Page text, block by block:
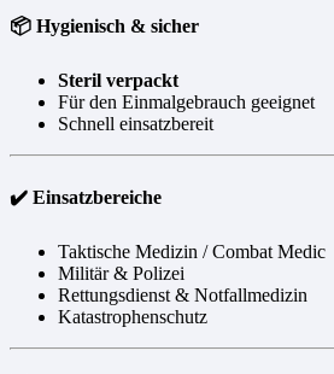
📦 Hygienisch & sicher
Steril verpackt
Für den Einmalgebrauch geeignet
Schnell einsatzbereit
✔️ Einsatzbereiche
Taktische Medizin / Combat Medic
Militär & Polizei
Rettungsdienst & Notfallmedizin
Katastrophenschutz